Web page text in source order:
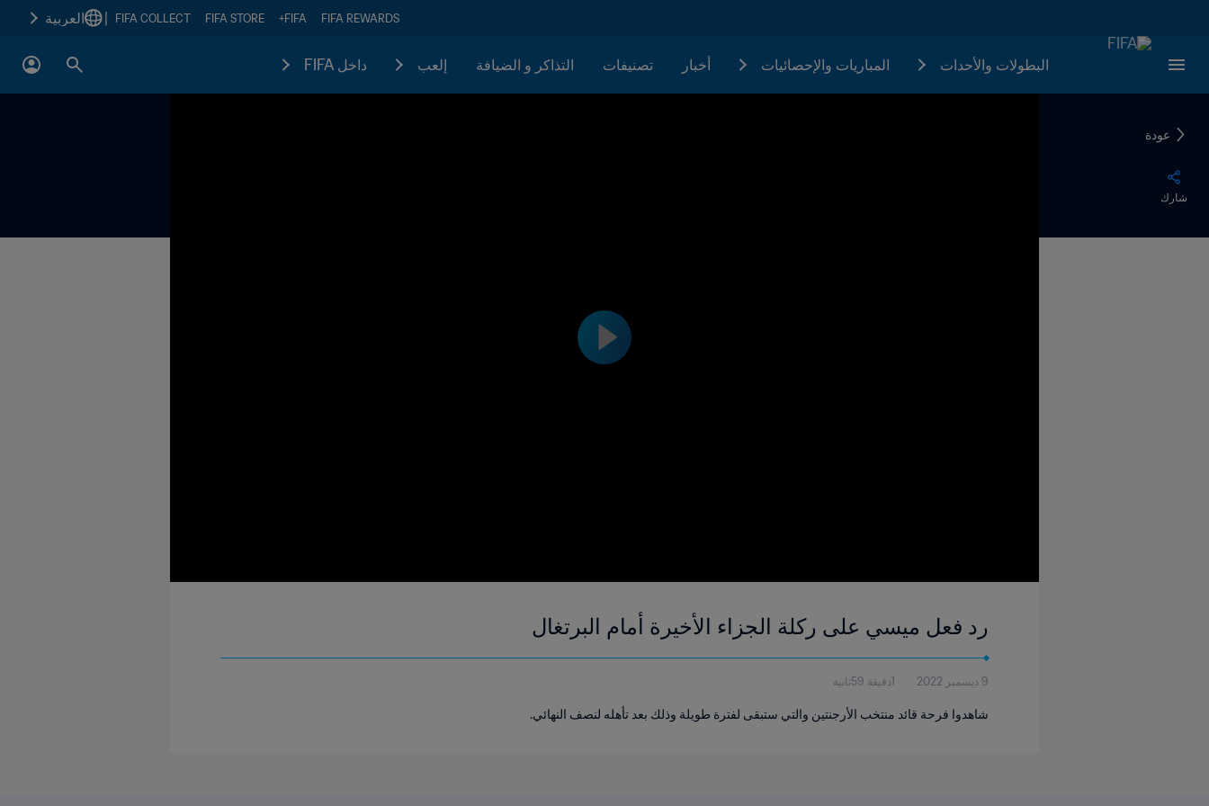
FIFA REWARDS
FIFA+
FIFA STORE
FIFA COLLECT العربية
البطولات والأحدات المباريات والإحصائيات أخبار تصنيفات التذاكر و الضيافة إلعب داخل FIFA
عودة
شارك
رد فعل ميسي على ركلة الجزاء الأخيرة أمام البرتغال
9 ديسمبر 2022 1دقيقة 59ثانية
شاهدوا فرحة قائد منتخب الأرجنتين والتي ستبقى لفترة طويلة وذلك بعد تأهله لنصف النهائي.